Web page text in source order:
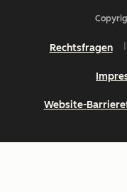
Rechtsfragen
Website-